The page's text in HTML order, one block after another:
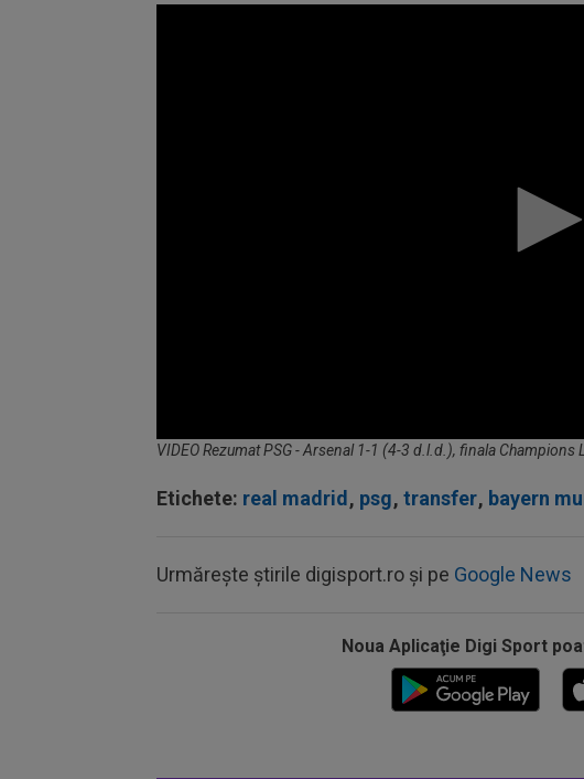
Volume
VIDEO Rezumat PSG - Arsenal 1-1 (4-3 d.l.d.), finala Champions
Etichete: real madrid, psg, transfer, bayern
Urmărește știrile digisport.ro și pe Google News
Noua Aplicaţie Digi Sport